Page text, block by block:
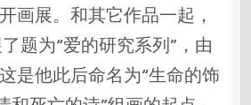
画展。和其它作品一起，
题为“爱的研究系列”，由
是他此后命名为“生命的饰